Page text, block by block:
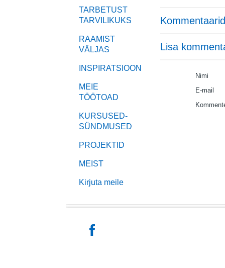
TARBETUST
TARVILIKUKS
RAAMIST
VÄLJAS
INSPIRATSIOON
MEIE
TÖÖTOAD
KURSUSED-
SÜNDMUSED
PROJEKTID
MEIST
Kirjuta meile
Lisa
Nimi
E-mail